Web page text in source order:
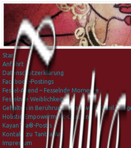
Start
Anfahrt
Datenschutzerklärung
Facebook-Postings
Fessel-Abend – Fesselnde Momente
Fesselnde Weiblichkeit
Gehalten in Berührung – Bodywork & Seil –
Holistic-Empowerment-Coaching
KayanTra®-Post’s
Kontakt zu Tantra-Art
Impressum